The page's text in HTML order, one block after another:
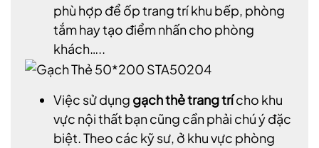
phù hợp để ốp trang trí khu bếp, phòng
tắm hay tạo điểm nhấn cho phòng
khách…..
Việc sử dụng gạch thẻ trang trícho khu
vực nội thất bạn cũng cần phải chú ý đặc
biệt. Theo các kỹ sư, ở khu vực phòng